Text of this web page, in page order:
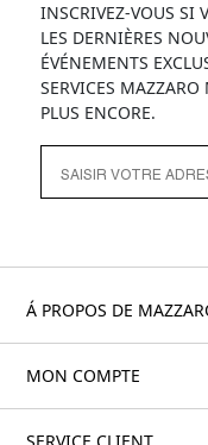
INSCRIVEZ-VOUS SI
LES DERNIÈRES
ÉVÉNEMENTS
SERVICES
PLUS ENCORE.
Á PROPOS DE
MON COMPTE